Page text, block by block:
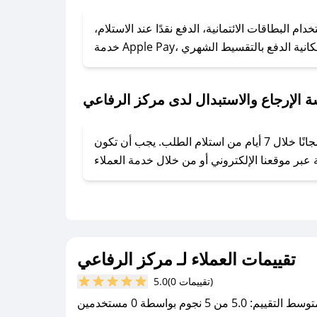
على كوبونات وخصومات حصرية، قم بما يلي:
- اضغط على أيقونة متابعة لمتجر مركز الرفاعي في تطبيق صحصح.
- تابع حسابنا الرسمي على تويتر وقم بتفعيل زر التنبيهات.
الائتمانية، الدفع نقدًا عند الاستلام،
الإرجاع والاستبدال لدى مركز الرفاعي
يحرص مركز الرفاعي على توفير تجربة تسوق آمنة ومريحة لعملائه، حيث يمكنك استرجاع أو استبدال المنتجات مجانًا خلال 7 أيام من استلام الطلب. يجب أن تكون
تقييمات العملاء لـ مركز الرفاعي
5.0 (0 تقييمات)
التقييم: 5.0 من 5 نجوم بواسطة 0 مستخدمين